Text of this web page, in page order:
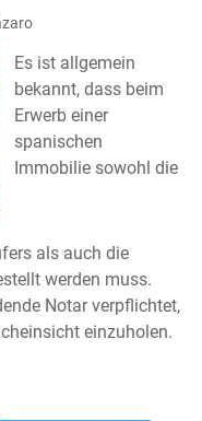
Es ist allgemein
bekannt, dass beim
Erwerb einer
spanischen
Immobilie sowohl die
als auch die
werden muss.
Notar verpflichtet,
einzuholen.